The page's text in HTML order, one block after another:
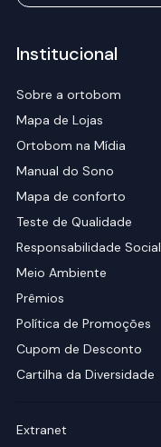
Institucional
Sobre a ortobom
Mapa de Lojas
Ortobom na Mídia
Manual do Sono
Mapa de conforto
Teste de Qualidade
Responsabilidade Social
Meio Ambiente
Prêmios
Política de Promoções
Cupom de Desconto
Cartilha da Diversidade
Extranet